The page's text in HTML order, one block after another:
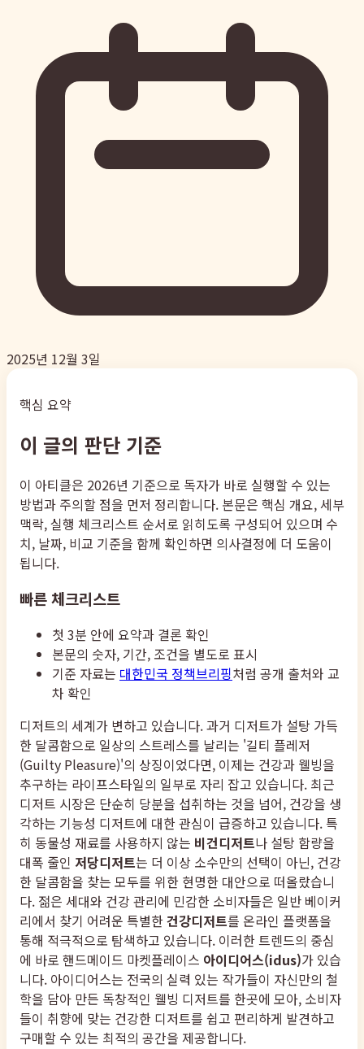
2025년 12월 3일
핵심 요약
이 글의 판단 기준
이 아티클은 2026년 기준으로 독자가 바로 실행할 수 있는
방법과 주의할 점을 먼저 정리합니다. 본문은 핵심 개요, 세부
맥락, 실행 체크리스트 순서로 읽히도록 구성되어 있으며 수
치, 날짜, 비교 기준을 함께 확인하면 의사결정에 더 도움이
됩니다.
빠른 체크리스트
첫 3분 안에 요약과 결론 확인
본문의 숫자, 기간, 조건을 별도로 표시
기준 자료는 대한민국 정책브리핑처럼 공개 출처와 교
차 확인
디저트의 세계가 변하고 있습니다. 과거 디저트가 설탕 가득
한 달콤함으로 일상의 스트레스를 날리는 '길티 플레저
(Guilty Pleasure)'의 상징이었다면, 이제는 건강과 웰빙을
추구하는 라이프스타일의 일부로 자리 잡고 있습니다. 최근
디저트 시장은 단순히 당분을 섭취하는 것을 넘어, 건강을 생
각하는 기능성 디저트에 대한 관심이 급증하고 있습니다. 특
히 동물성 재료를 사용하지 않는 비건디저트나 설탕 함량을
대폭 줄인 저당디저트는 더 이상 소수만의 선택이 아닌, 건강
한 달콤함을 찾는 모두를 위한 현명한 대안으로 떠올랐습니
다. 젊은 세대와 건강 관리에 민감한 소비자들은 일반 베이커
리에서 찾기 어려운 특별한건강디저트를 온라인 플랫폼을
통해 적극적으로 탐색하고 있습니다. 이러한 트렌드의 중심
에 바로 핸드메이드 마켓플레이스 아이디어스(idus)가 있습
니다. 아이디어스는 전국의 실력 있는 작가들이 자신만의 철
학을 담아 만든 독창적인 웰빙 디저트를 한곳에 모아, 소비자
들이 취향에 맞는 건강한 디저트를 쉽고 편리하게 발견하고
구매할 수 있는 최적의 공간을 제공합니다.